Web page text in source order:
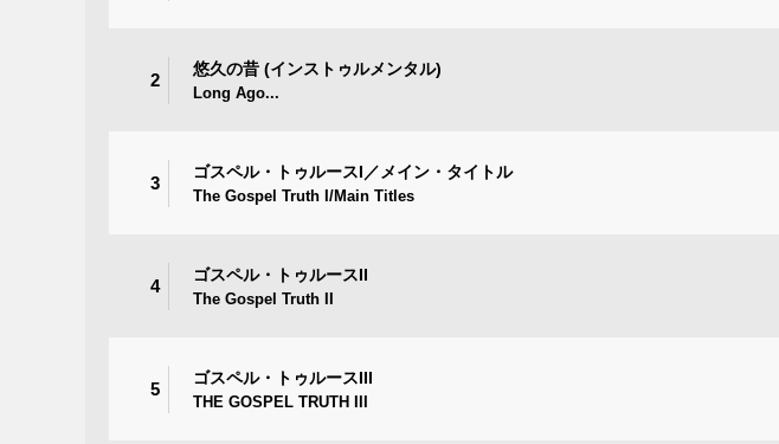
2
悠久の昔 (インストゥルメンタル)
Long Ago...
3
ゴスペル・トゥルースI／メイン・タイトル
The Gospel Truth I/Main Titles
4
ゴスペル・トゥルースII
The Gospel Truth II
5
ゴスペル・トゥルースIII
THE GOSPEL TRUTH III